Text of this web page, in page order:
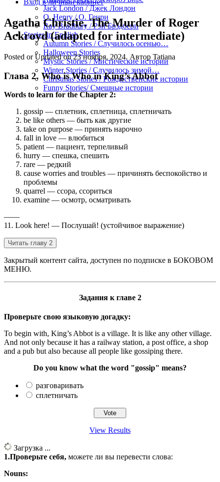
Jack London / Джек Лондон
O. Henry / О. Генри
Ray Bradbury / Рэй Брэдбери
Stories in English
Autumn Stories / Случилось осенью…
Halloween Stories
Mystic Stories / Мистические истории
Winter Stories / Случилось зимой…
Christmas Stories / Рождественские истории
Funny Stories/ Смешные истории
Вход в личный кабинет
Agatha Christie. The Murder of Roger
Ackroyd (adapted for intermediate)
Posted or Updated on23 ноября, 2024. Автор Tatiana
Глава 2. Who is Who in King’s Abbot
Words to learn for the Chapter 2:
gossip — сплетник, сплетница, сплетничать
be like others — быть как другие
take on purpose — принять нарочно
fall in love — влюбиться
patient — пациент, терпеливый
hurry — спешка, спешить
rare — редкий
cause worries and troubles — причинять беспокойство и
проблемы
quarrel — ссора, ссориться
examine — осмотр, осматривать
——
11. Look here! — Послушай! (устойчивое выражение)
Читать главу 2
Закрытый контент сайта, доступен по подписке в БОКОВОМ
МЕНЮ.
Задания к главе 2
Проверьте свою языковую догадку:
To begin with, King’s Abbot is a village. It is like any other village.
And not only because it has a railway station, a post office, a shop
and a pub but also because all people like gossiping there.
Do you know what the word "gossip" means?
разговаривать
сплетничать
View Results
Загрузка ...
1.Проверьте себя, можете ли вы перевести слова:
Nouns: